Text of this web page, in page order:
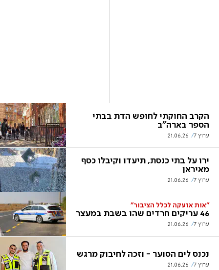
הקרב החוקתי לחופש הדת בבתי
הספר בארה"ב
ערוץ 7 21.06.26
ירו על בתי כנסת, תיעדו וקיבלו כסף
מאיראן
ערוץ 7 21.06.26
"אות אזעקה לכלל הציבור"
46 עריקים חרדים שהו בשבת במעצר
ערוץ 7 21.06.26
נכנס לים הסוער - וזכה לחיבוק מרגש
ערוץ 7 21.06.26